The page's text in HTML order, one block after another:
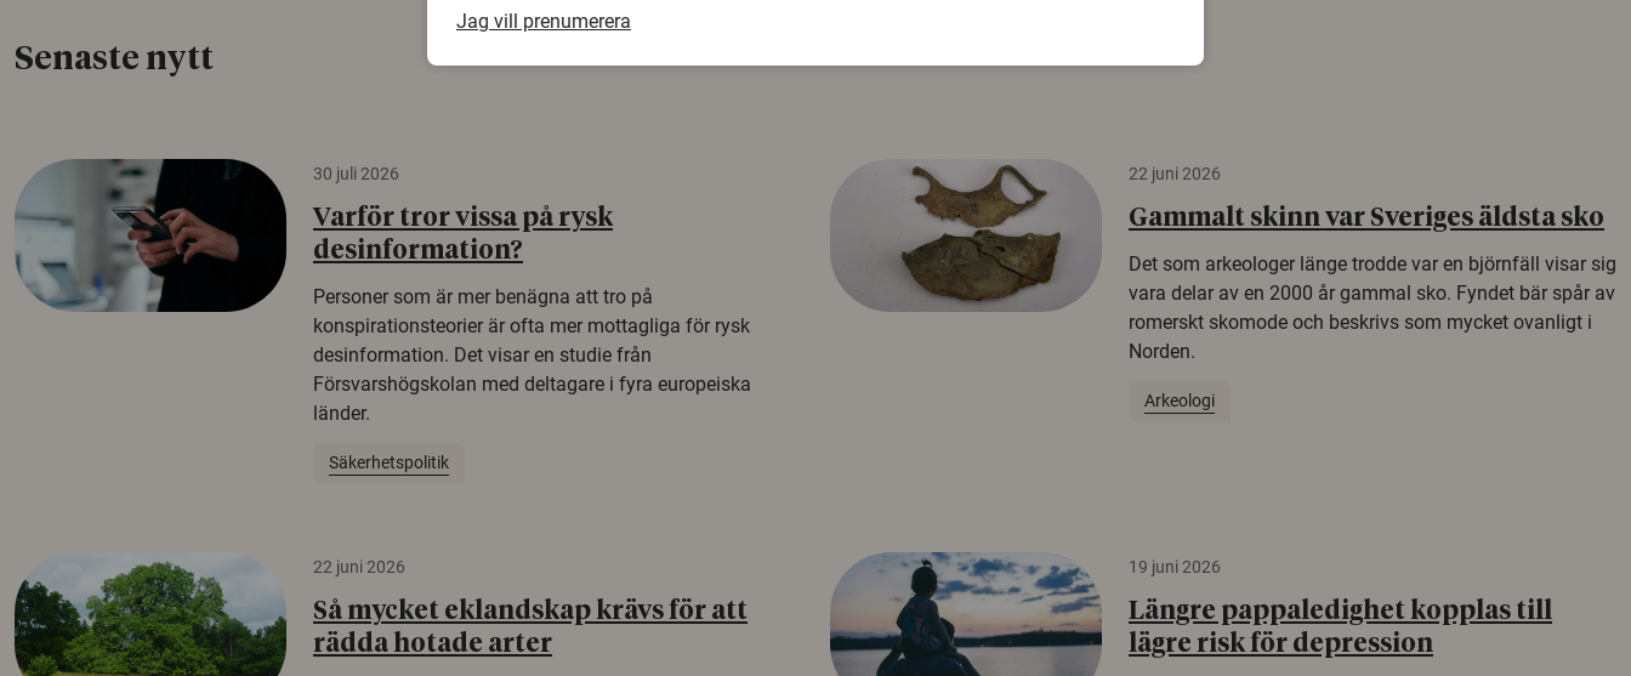
Senaste nytt
30 juli 2026
Varför tror vissa på rysk
desinformation?
Personer som är mer benägna att tro på
konspirationsteorier är ofta mer mottagliga för rysk
desinformation. Det visar en studie från
Försvarshögskolan med deltagare i fyra europeiska
länder.
Säkerhetspolitik
22 juni 2026
Gammalt skinn var Sveriges äldsta sko
Det som arkeologer länge trodde var en björnfäll visar sig
vara delar av en 2000 år gammal sko. Fyndet bär spår av
romerskt skomode och beskrivs som mycket ovanligt i
Norden.
Arkeologi
22 juni 2026
Så mycket eklandskap krävs för att
rädda hotade arter
19 juni 2026
Längre pappaledighet kopplas till
lägre risk för depression
Jag vill prenumerera